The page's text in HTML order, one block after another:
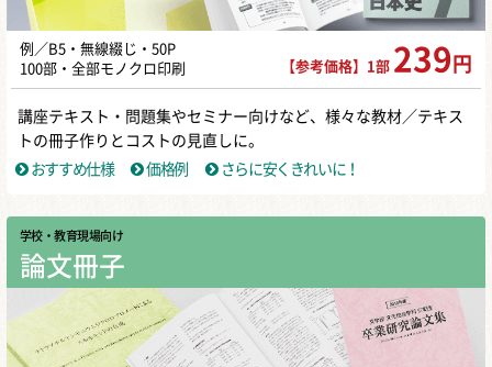
例／B5・無線綴じ・50P
100部・全部モノクロ印刷
【参考価格】1部 239 円
講座テキスト・問題集やセミナー向けなど、様々な教材／テキス
トの冊子作りとコストの見直しに。
おすすめ仕様
価格例 さらに安くきれいに！
学校・教育現場向け
論文冊子